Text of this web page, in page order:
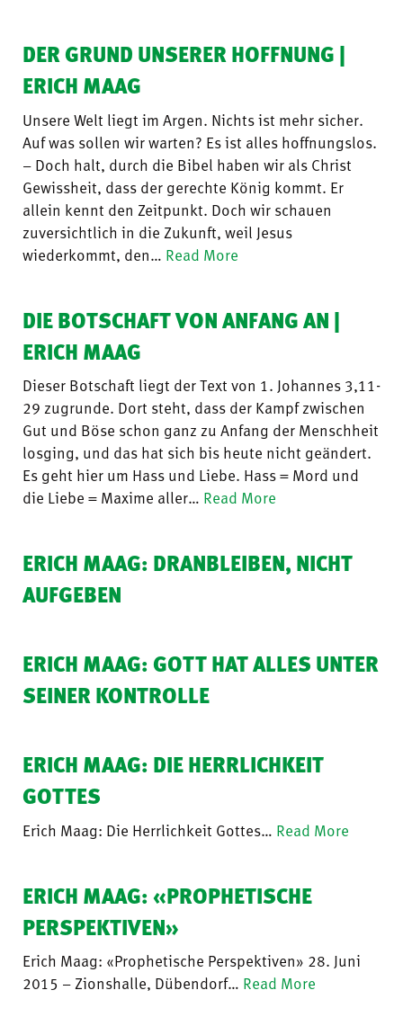
DER GRUND UNSERER HOFFNUNG |
ERICH MAAG
Unsere Welt liegt im Argen. Nichts ist mehr sicher.
Auf was sollen wir warten? Es ist alles hoffnungslos.
– Doch halt, durch die Bibel haben wir als Christ
Gewissheit, dass der gerechte König kommt. Er
allein kennt den Zeitpunkt. Doch wir schauen
zuversichtlich in die Zukunft, weil Jesus
wiederkommt, den… Read More
DIE BOTSCHAFT VON ANFANG AN |
ERICH MAAG
Dieser Botschaft liegt der Text von 1. Johannes 3,11-
29 zugrunde. Dort steht, dass der Kampf zwischen
Gut und Böse schon ganz zu Anfang der Menschheit
losging, und das hat sich bis heute nicht geändert.
Es geht hier um Hass und Liebe. Hass = Mord und
die Liebe = Maxime aller… Read More
ERICH MAAG: DRANBLEIBEN, NICHT
AUFGEBEN
ERICH MAAG: GOTT HAT ALLES UNTER
SEINER KONTROLLE
ERICH MAAG: DIE HERRLICHKEIT
GOTTES
Erich Maag: Die Herrlichkeit Gottes… Read More
ERICH MAAG: «PROPHETISCHE
PERSPEKTIVEN»
Erich Maag: «Prophetische Perspektiven» 28. Juni
2015 – Zionshalle, Dübendorf… Read More